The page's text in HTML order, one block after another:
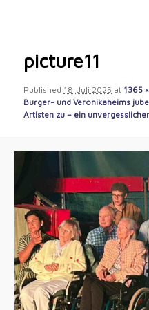
picture11
Published 18. Juli 2025 at 1365
Burger- und Veronikaheims
Artisten zu – ein